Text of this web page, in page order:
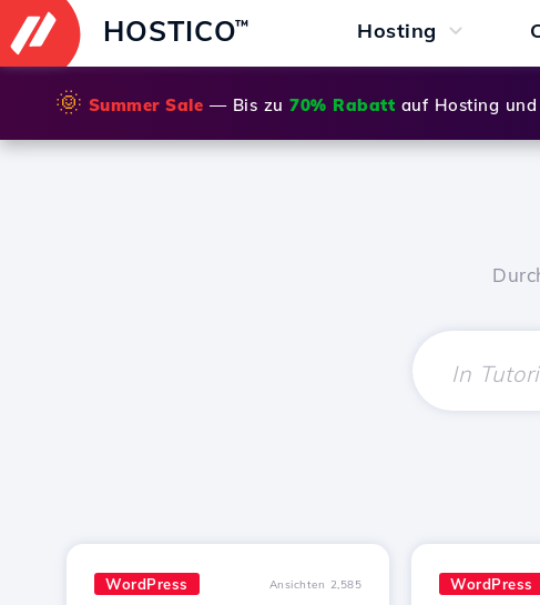
HOSTICO™ Hosting
🌞 Summer Sale — Bis zu 70% Rabatt auf Hosting
WordPress Ansichten 2,585 WordPress